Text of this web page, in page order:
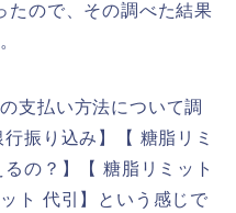
たので、その調べた結果
支払い方法について調
振り込み】【 糖脂リミ
の？】【 糖脂リミット
ト 代引】という感じで